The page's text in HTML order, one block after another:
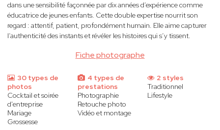
Fiche photographe
dans une sensibilité façonnée par dix années d’expérience comme
éducatrice de jeunes enfants. Cette double expertise nourrit son
regard : attentif, patient, profondément humain. Elle aime capturer
l’authenticité des instants et révéler les histoires qui s’y tissent.
30 types de
photos
Cocktail et soirée
d'entreprise
Mariage
Grossesse
4 types de
prestations
Photographie
Retouche photo
Vidéo et montage
2 styles
Traditionnel
Lifestyle